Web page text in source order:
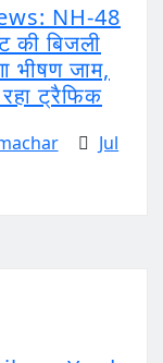
NH-48
की बिजली
भीषण जाम,
ट्रैफिक
Jul